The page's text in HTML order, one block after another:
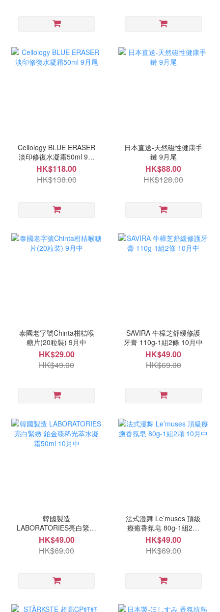
Cellology BLUE ERASER
淡印修復水凝霜50ml 9月
尾
HK$118.00
HK$138.00
日本直送-天然磁性健康手
鏈 9月尾
HK$88.00
HK$128.00
泰國老字號Chinta柑桔喉
糖片(20粒裝) 9月中
HK$29.00
HK$49.00
SAVIRA 牛樟芝舒緩修護
牙膏 110g-1組2條 10月中
HK$49.00
HK$69.00
韓國製造
LABORATORIES亮白緊緻
鉑金臻稀光萃水凝霜50ml
10月中
HK$49.00
HK$69.00
法式漫舞 Le’muses 頂級
療癒香氛皂 80g-1組2顆
10月中
HK$49.00
HK$69.00